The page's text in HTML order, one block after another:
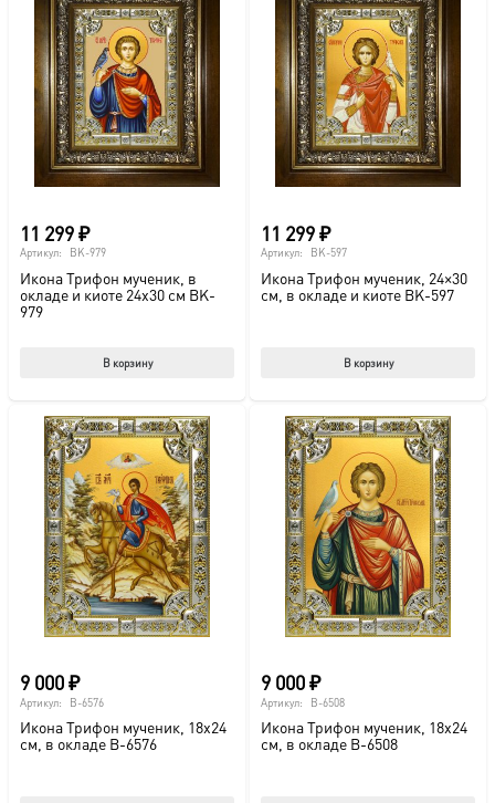
11 299₽
Артикул: BK-979
Икона Трифон мученик, в
окладе и киоте 24х30 см BK-
979
В корзину
11 299₽
Артикул: BK-597
Икона Трифон мученик, 24×30
см, в окладе и киоте BK-597
В корзину
9 000₽
Артикул: B-6576
Икона Трифон мученик, 18х24
см, в окладе B-6576
9 000₽
Артикул: B-6508
Икона Трифон мученик, 18х24
см, в окладе B-6508